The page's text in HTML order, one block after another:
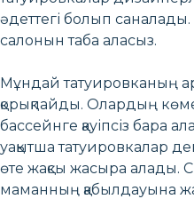
әдеттегі болып саналады.
салонын таба аласыз.
Мұндай татуировканың
қорықпайды. Олардың
бассейнге қауіпсіз бара
уақытша татуировкалар
өте жақсы жасыра алады.
маманның қабылдауына